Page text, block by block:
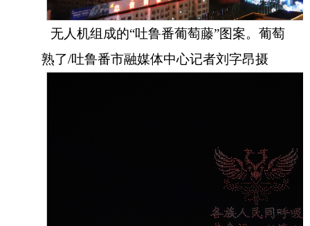
无人机组成的“吐鲁番葡萄藤”图案。葡萄
熟了/吐鲁番市融媒体中心记者刘字昂摄